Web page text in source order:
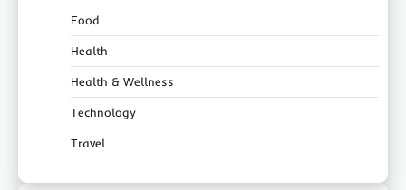
Food
Health
Health & Wellness
Technology
Travel